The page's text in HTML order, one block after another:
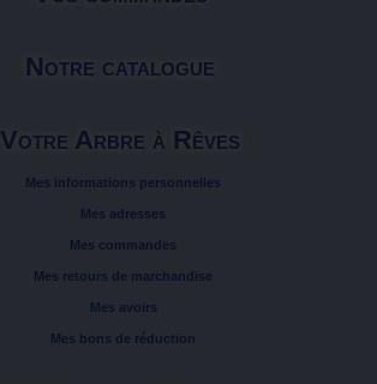
Notre catalogue
Votre Arbre à Rêves
Mes informations personnelles
Mes adresses
Mes commandes
Mes retours de marchandise
Mes avoirs
Mes bons de réduction